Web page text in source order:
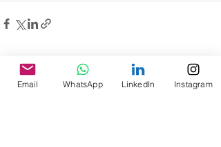
Posts recentes Ver tudo
Email WhatsApp LinkedIn Instagram